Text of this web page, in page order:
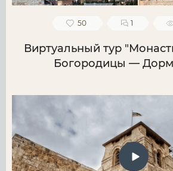
50 1
Виртуальный тур
Богородицы —